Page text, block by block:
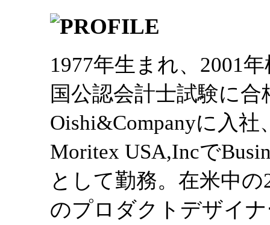
1977年生まれ、2001
国公認会計士試験に
Oishi&Companyに入
Moritex USA,Incで
として勤務。在米中の
のプロダクトデザイ